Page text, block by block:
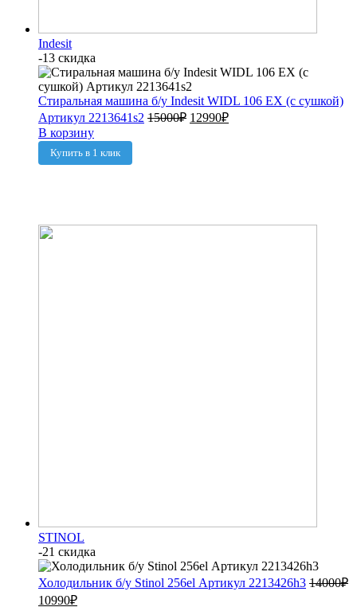
Indesit
-13 скидка
Стиральная машина б/у Indesit WIDL 106 EX (с сушкой)
Артикул 2213641s2 15000₽ 12990₽
В корзину
Купить в 1 клик
STINOL
-21 скидка
Холодильник б/у Stinol 256el Артикул 2213426h3 14000₽
10990₽